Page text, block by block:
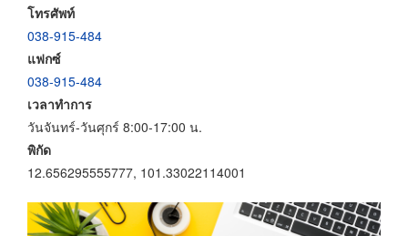
โทรศัพท์
038-915-484
แฟกซ์
038-915-484
เวลาทำการ
วันจันทร์-วันศุกร์ 8:00-17:00 น.
พิกัด
12.656295555777, 101.33022114001